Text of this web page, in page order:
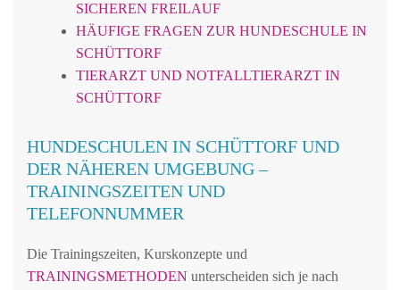
SICHEREN FREILAUF
HÄUFIGE FRAGEN ZUR HUNDESCHULE IN
SCHÜTTORF
TIERARZT UND NOTFALLTIERARZT IN
SCHÜTTORF
HUNDESCHULEN IN SCHÜTTORF UND
DER NÄHEREN UMGEBUNG –
TRAININGSZEITEN UND
TELEFONNUMMER
Die Trainingszeiten, Kurskonzepte und
TRAININGSMETHODEN unterscheiden sich je nach